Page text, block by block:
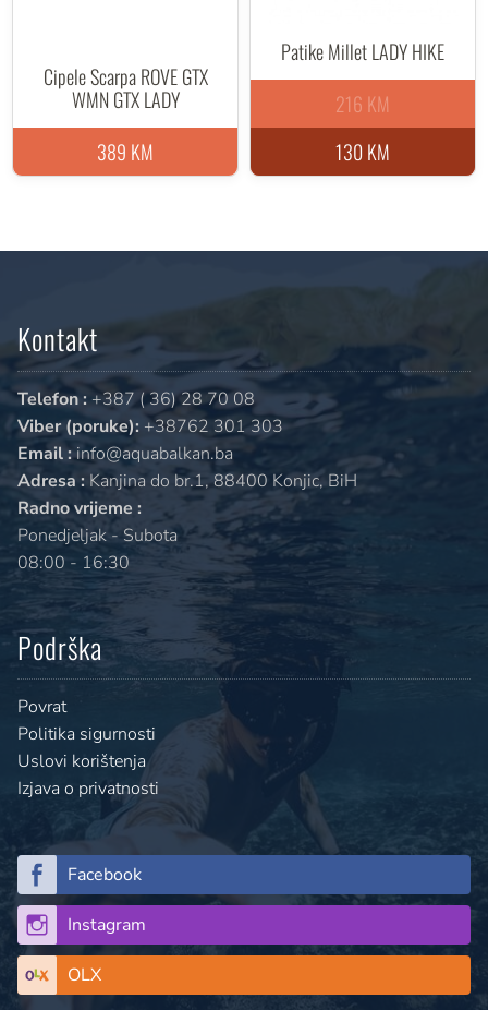
Cipele Scarpa ROVE GTX
WMN GTX LADY
389 KM
Patike Millet LADY HIKE
130 KM
216 KM
Kontakt
Telefon : +387 ( 36) 28 70 08
Viber (poruke): +38762 301 303
Email :info@aquabalkan.ba
Adresa : Kanjina do br.1, 88400 Konjic, BiH
Radno vrijeme :
Ponedjeljak - Subota
08:00 - 16:30
Podrška
Povrat
Politika sigurnosti
Uslovi korištenja
Izjava o privatnosti
Facebook
Instagram
OLX